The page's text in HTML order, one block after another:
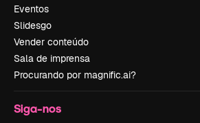
Eventos
Slidesgo
Vender conteúdo
Sala de imprensa
Procurando por magnific.ai?
Siga-nos